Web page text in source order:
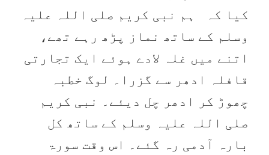
کیا کہ ہم نبی کریم صلی اللہ علیہ
وسلم کے ساتھ نماز پڑھ رہے تھے،
اتنے میں غلہ لادے ہوئے ایک تجارتی
قافلہ ادھر سے گزرا۔ لوگ خطبہ
چھوڑ کر ادھر چل دیئے۔ نبی کریم
صلی اللہ علیہ وسلم کے ساتھ کل
بارہ آدمی رہ گئے۔ اس وقت سورۃ